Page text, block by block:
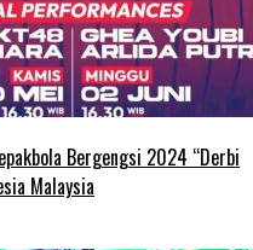
Bergengsi 2024 “Derbi
Malaysia